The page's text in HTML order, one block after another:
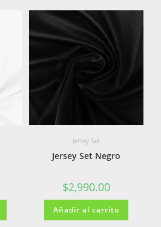
Jersey Set
Jersey Set Negro
$2,990.00
Añadir al carrito